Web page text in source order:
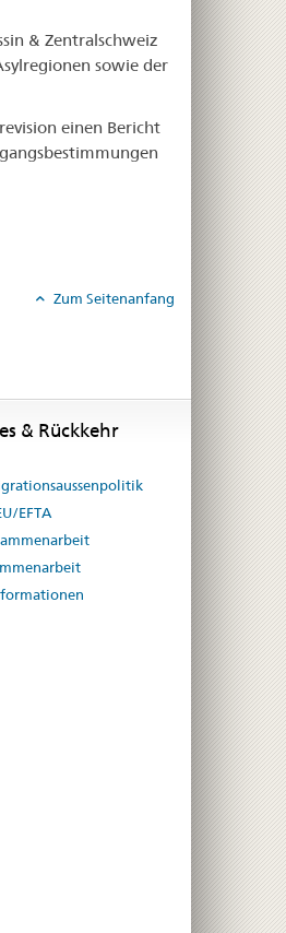
& Zentralschweiz
sowie der
einen Bericht
Zum Seitenanfang
& Rückkehr
EFTA